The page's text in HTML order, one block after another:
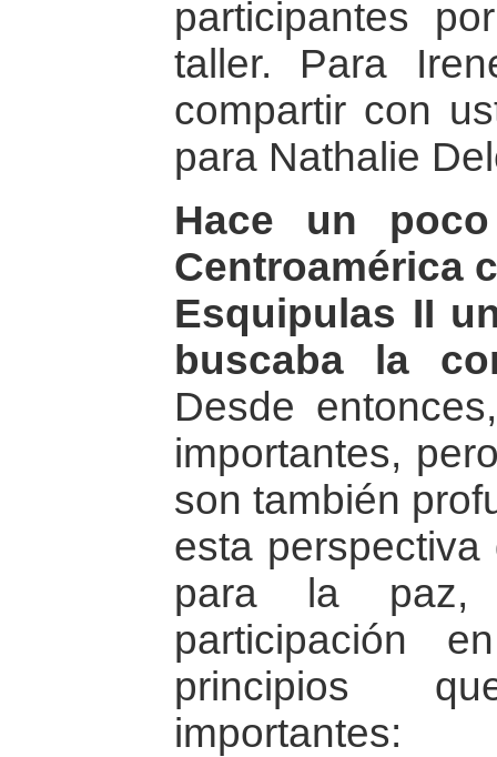
participantes
taller. Para
compartir con
para Nathalie
Hace un
Centroamérica
Esquipulas II
buscaba la
Desde
importantes,
son también
esta
para la paz,
participación
principios
importantes: